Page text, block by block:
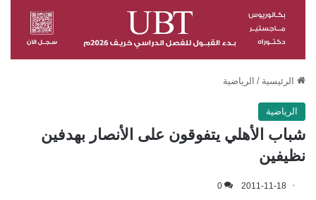
الرئيسية / الرياضية
الرياضية
شباب الأهلي يتفوقون على الأنصار بهدفين
نظيفين‎
2011-11-18
0